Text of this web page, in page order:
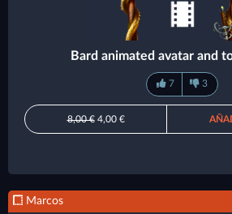
Bard animated avatar and
7 3
8,00 €4,00 €
Marcos